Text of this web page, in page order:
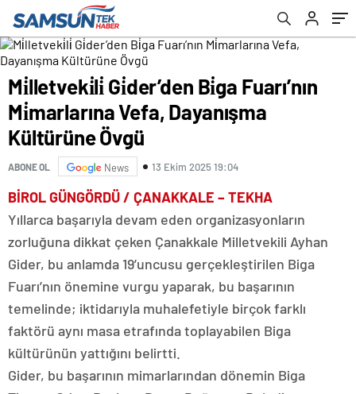
Mi̇lletveki̇li̇ Gi̇der’den Bi̇ga Fuarı’nın
Mi̇marlarına Vefa, Dayanışma
Kültürüne Övgü
ABONE OL News 13 Ekim 2025 19:04
BİROL GÜNGÖRDÜ / ÇANAKKALE – TEKHA
Yıllarca başarıyla devam eden organizasyonların
zorluğuna dikkat çeken Çanakkale Milletvekili Ayhan
Gider, bu anlamda 19’uncusu gerçekleştirilen Biga
Fuarı’nın önemine vurgu yaparak, bu başarının
temelinde; iktidarıyla muhalefetiyle birçok farklı
faktörü aynı masa etrafında toplayabilen Biga
kültürünün yattığını belirtti.
Gider, bu başarının mimarlarından dönemin Biga